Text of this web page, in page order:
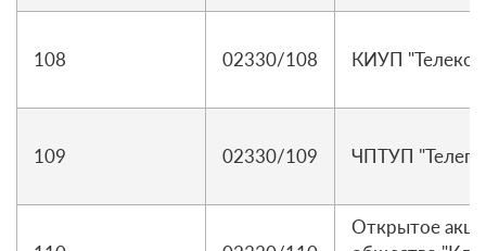
108 02330/108 КИУП
109 02330/109 ЧПТУП
Открытое